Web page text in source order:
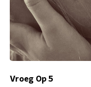
Vroeg Op 5